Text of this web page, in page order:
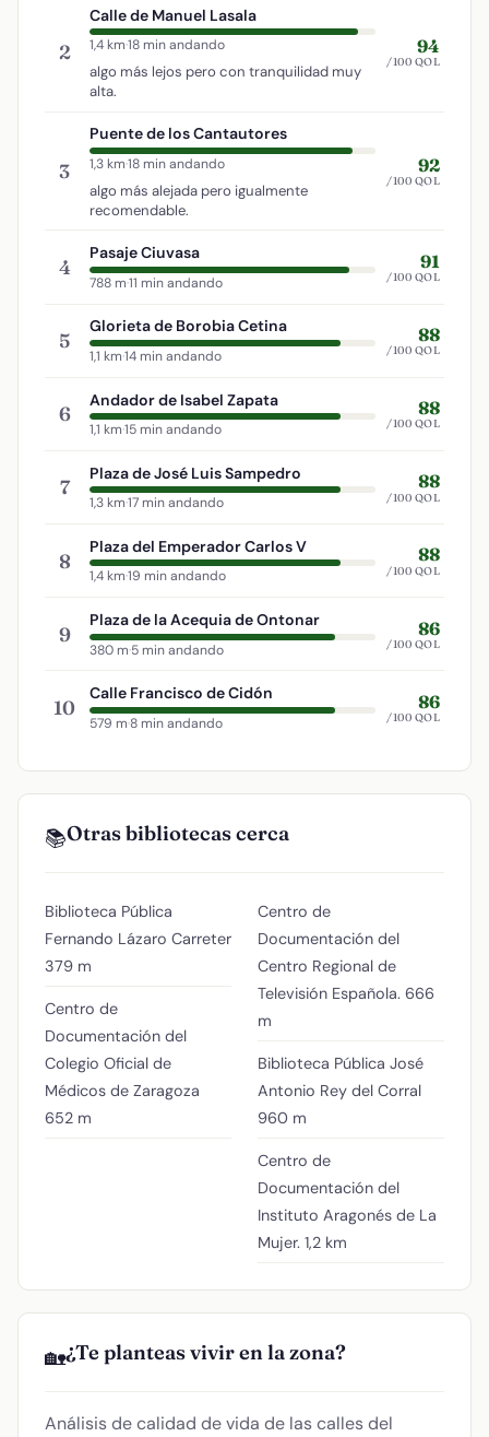
2
Calle de Manuel Lasala
1,4 km·18 min andando
algo más lejos pero con tranquilidad muy
alta.
94
/100 QOL
3
Puente de los Cantautores
1,3 km·18 min andando
algo más alejada pero igualmente
recomendable.
92
/100 QOL
4
Pasaje Ciuvasa
788 m·11 min andando
91
/100 QOL
5
Glorieta de Borobia Cetina
1,1 km·14 min andando
88
/100 QOL
6
Andador de Isabel Zapata
1,1 km·15 min andando
88
/100 QOL
7
Plaza de José Luis Sampedro
1,3 km·17 min andando
88
/100 QOL
8
Plaza del Emperador Carlos V
1,4 km·19 min andando
88
/100 QOL
9
Plaza de la Acequia de Ontonar
380 m·5 min andando
86
/100 QOL
10
Calle Francisco de Cidón
579 m·8 min andando
86
/100 QOL
📚Otras bibliotecas cerca
Biblioteca Pública
Fernando Lázaro Carreter
379 m
Centro de
Documentación del
Colegio Oficial de
Médicos de Zaragoza
652 m
Centro de
Documentación del
Centro Regional de
Televisión Española. 666
m
Biblioteca Pública José
Antonio Rey del Corral
960 m
Centro de
Documentación del
Instituto Aragonés de La
Mujer. 1,2 km
🏡¿Te planteas vivir en la zona?
Análisis de calidad de vida de las calles del